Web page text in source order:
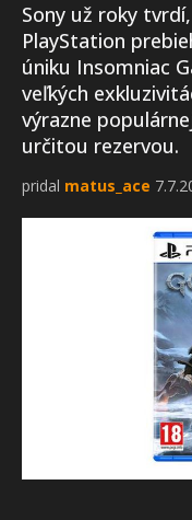
Sony už roky
PlayStation
úniku Insomniac
veľkých
výrazne
určitou rezervou.
pridal matus_ace